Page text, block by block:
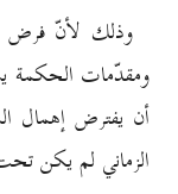
وذلك لأنّ فرض
ومقدّمات الحكمة
أن يفترض إهمال
الزماني لم يكن